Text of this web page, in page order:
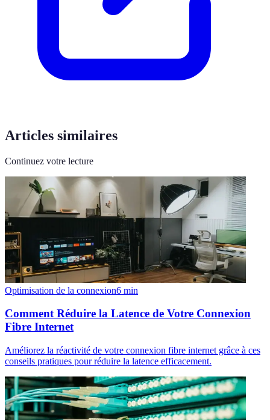
Articles similaires
Continuez votre lecture
Optimisation de la connexion6 min
Comment Réduire la Latence de Votre Connexion
Fibre Internet
Améliorez la réactivité de votre connexion fibre internet grâce à ces
conseils pratiques pour réduire la latence efficacement.